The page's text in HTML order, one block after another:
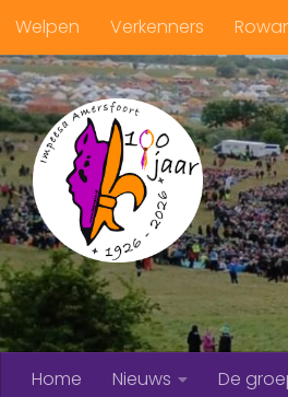
Doorgaan naar inhoud
Welpen Verkenners
Home Nieuws De